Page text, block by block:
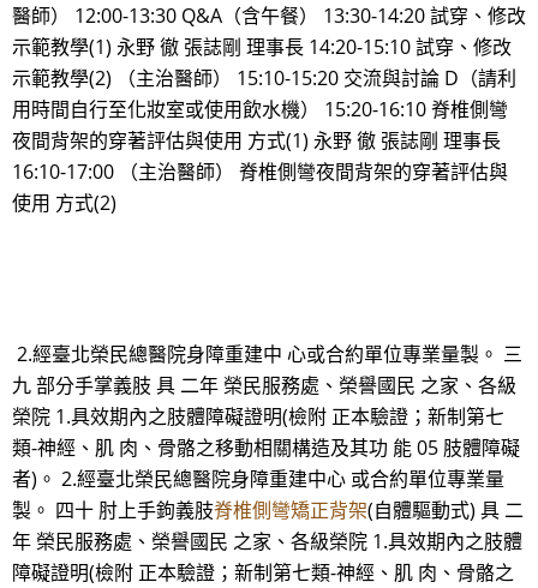
醫師） 12:00-13:30 Q&A（含午餐） 13:30-14:20 試穿、修改
示範教學(1) 永野 徹 張誌剛 理事長 14:20-15:10 試穿、修改
示範教學(2) （主治醫師） 15:10-15:20 交流與討論 D（請利
用時間自行至化妝室或使用飲水機） 15:20-16:10 脊椎側彎
夜間背架的穿著評估與使用 方式(1) 永野 徹 張誌剛 理事長
16:10-17:00 （主治醫師） 脊椎側彎夜間背架的穿著評估與
使用 方式(2)
2.經臺北榮民總醫院身障重建中 心或合約單位專業量製。 三
九 部分手掌義肢 具 二年 榮民服務處、榮譽國民 之家、各級
榮院 1.具效期內之肢體障礙證明(檢附 正本驗證；新制第七
類-神經、肌 肉、骨骼之移動相關構造及其功 能 05 肢體障礙
者)。 2.經臺北榮民總醫院身障重建中心 或合約單位專業量
製。 四十 肘上手鉤義肢脊椎側彎矯正背架(自體驅動式) 具 二
年 榮民服務處、榮譽國民 之家、各級榮院 1.具效期內之肢體
障礙證明(檢附 正本驗證；新制第七類-神經、肌 肉、骨骼之